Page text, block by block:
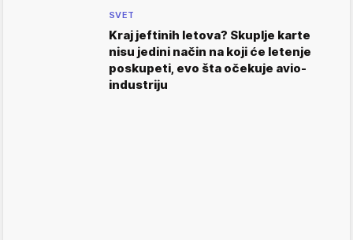
SVET
Kraj jeftinih letova? Skuplje karte
nisu jedini način na koji će letenje
poskupeti, evo šta očekuje avio-
industriju